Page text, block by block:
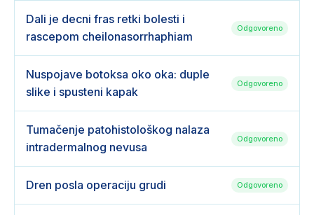
Dali je decni fras retki bolesti i
rascepom cheilonasorrhaphiam
Odgovoreno
Nuspojave botoksa oko oka: duple
slike i spusteni kapak
Odgovoreno
Tumačenje patohistološkog nalaza
intradermalnog nevusa
Odgovoreno
Dren posla operaciju grudi Odgovoreno